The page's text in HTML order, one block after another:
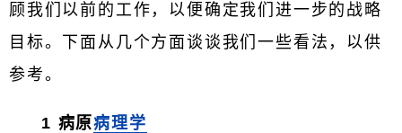
顾我们以前的工作，以便确定我们进一步的战略
目标。下面从几个方面谈谈我们一些看法，以供
参考。
1 病原病理学